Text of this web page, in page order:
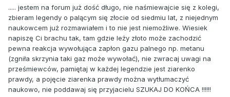
..... jestem na forum już dość długo, nie naśmiewajcie się z kolegi,
zbieram legendy o palącym się złocie od siedmiu lat, z niejednym
naukowcem już rozmawiałem i to nie jest niemożliwe. Wiesiek
napiszę Ci brachu tak, tam gdzie leży złoto może zachodzić
pewna reakcja wywołująca zapłon gazu palnego np. metanu
(zgniła skrzynia taki gaz może wywołać), nie zwracaj uwagi na
prześmiewców, pamiętaj w każdej legendzie jest ziarenko
prawdy, a pojęcie ziarenka prawdy można wytłumaczyć
naukowo, nie poddawaj się przyjacielu SZUKAJ DO KOŃCA !!!!!!